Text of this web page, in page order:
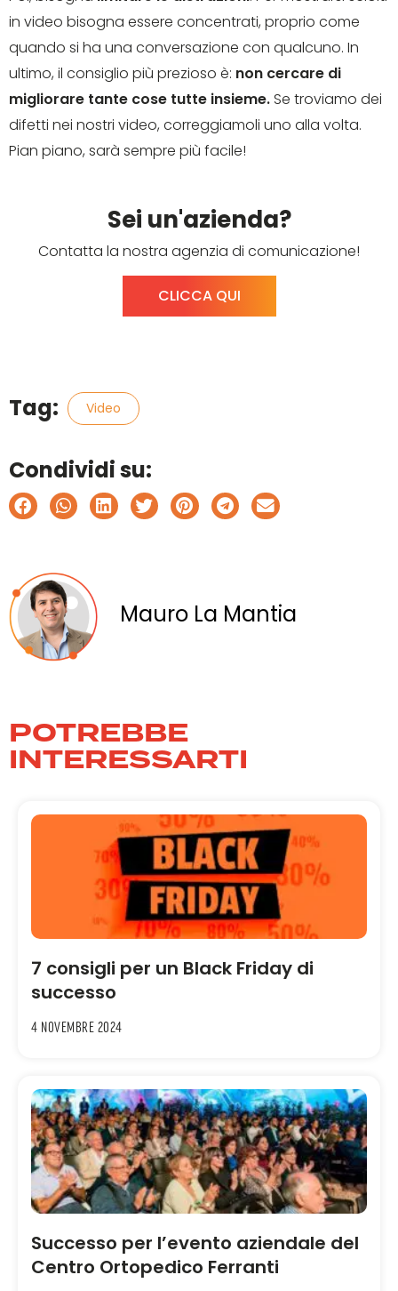
in video bisogna essere concentrati, proprio come
quando si ha una conversazione con qualcuno. In
ultimo, il consiglio più prezioso è: non cercare di
migliorare tante cose tutte insieme. Se troviamo dei
difetti nei nostri video, correggiamoli uno alla volta.
Pian piano, sarà sempre più facile!
Sei un'azienda?
Contatta la nostra agenzia di comunicazione!
CLICCA QUI
Tag: Video
Condividi su:
Mauro La Mantia
POTREBBE
INTERESSARTI
7 consigli per un Black Friday di
successo
4 Novembre 2024
Successo per l’evento aziendale del
Centro Ortopedico Ferranti